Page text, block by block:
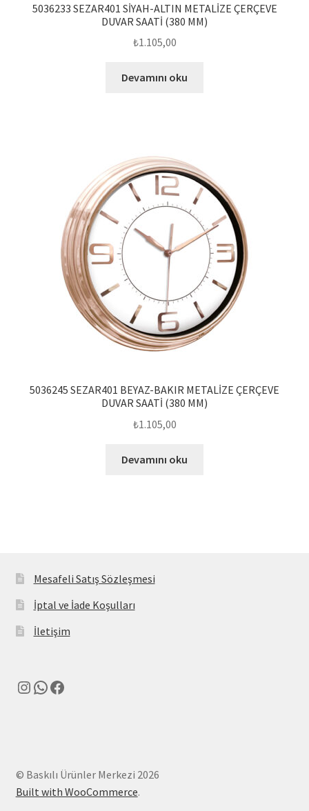
5036233 SEZAR401 SİYAH-ALTIN METALİZE ÇERÇEVE
DUVAR SAATİ (380 MM)
₺1.105,00
Devamını oku
5036245 SEZAR401 BEYAZ-BAKIR METALİZE ÇERÇEVE
DUVAR SAATİ (380 MM)
₺1.105,00
Devamını oku
Mesafeli Satış Sözleşmesi
İptal ve İade Koşulları
İletişim
Instagram
WhatsApp
Facebook
© Baskılı Ürünler Merkezi 2026
Built with WooCommerce.